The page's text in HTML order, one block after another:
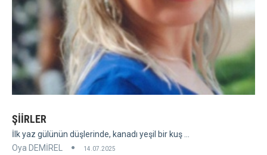
ŞİİRLER
İlk yaz gülünün düşlerinde, kanadı yeşil bir kuş ...
Oya DEMİREL
14.07.2025